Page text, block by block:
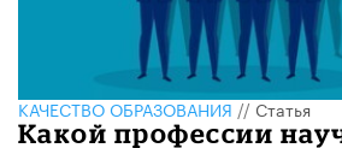
КАЧЕСТВО ОБРАЗОВАНИЯ//Статья
Какой профессии